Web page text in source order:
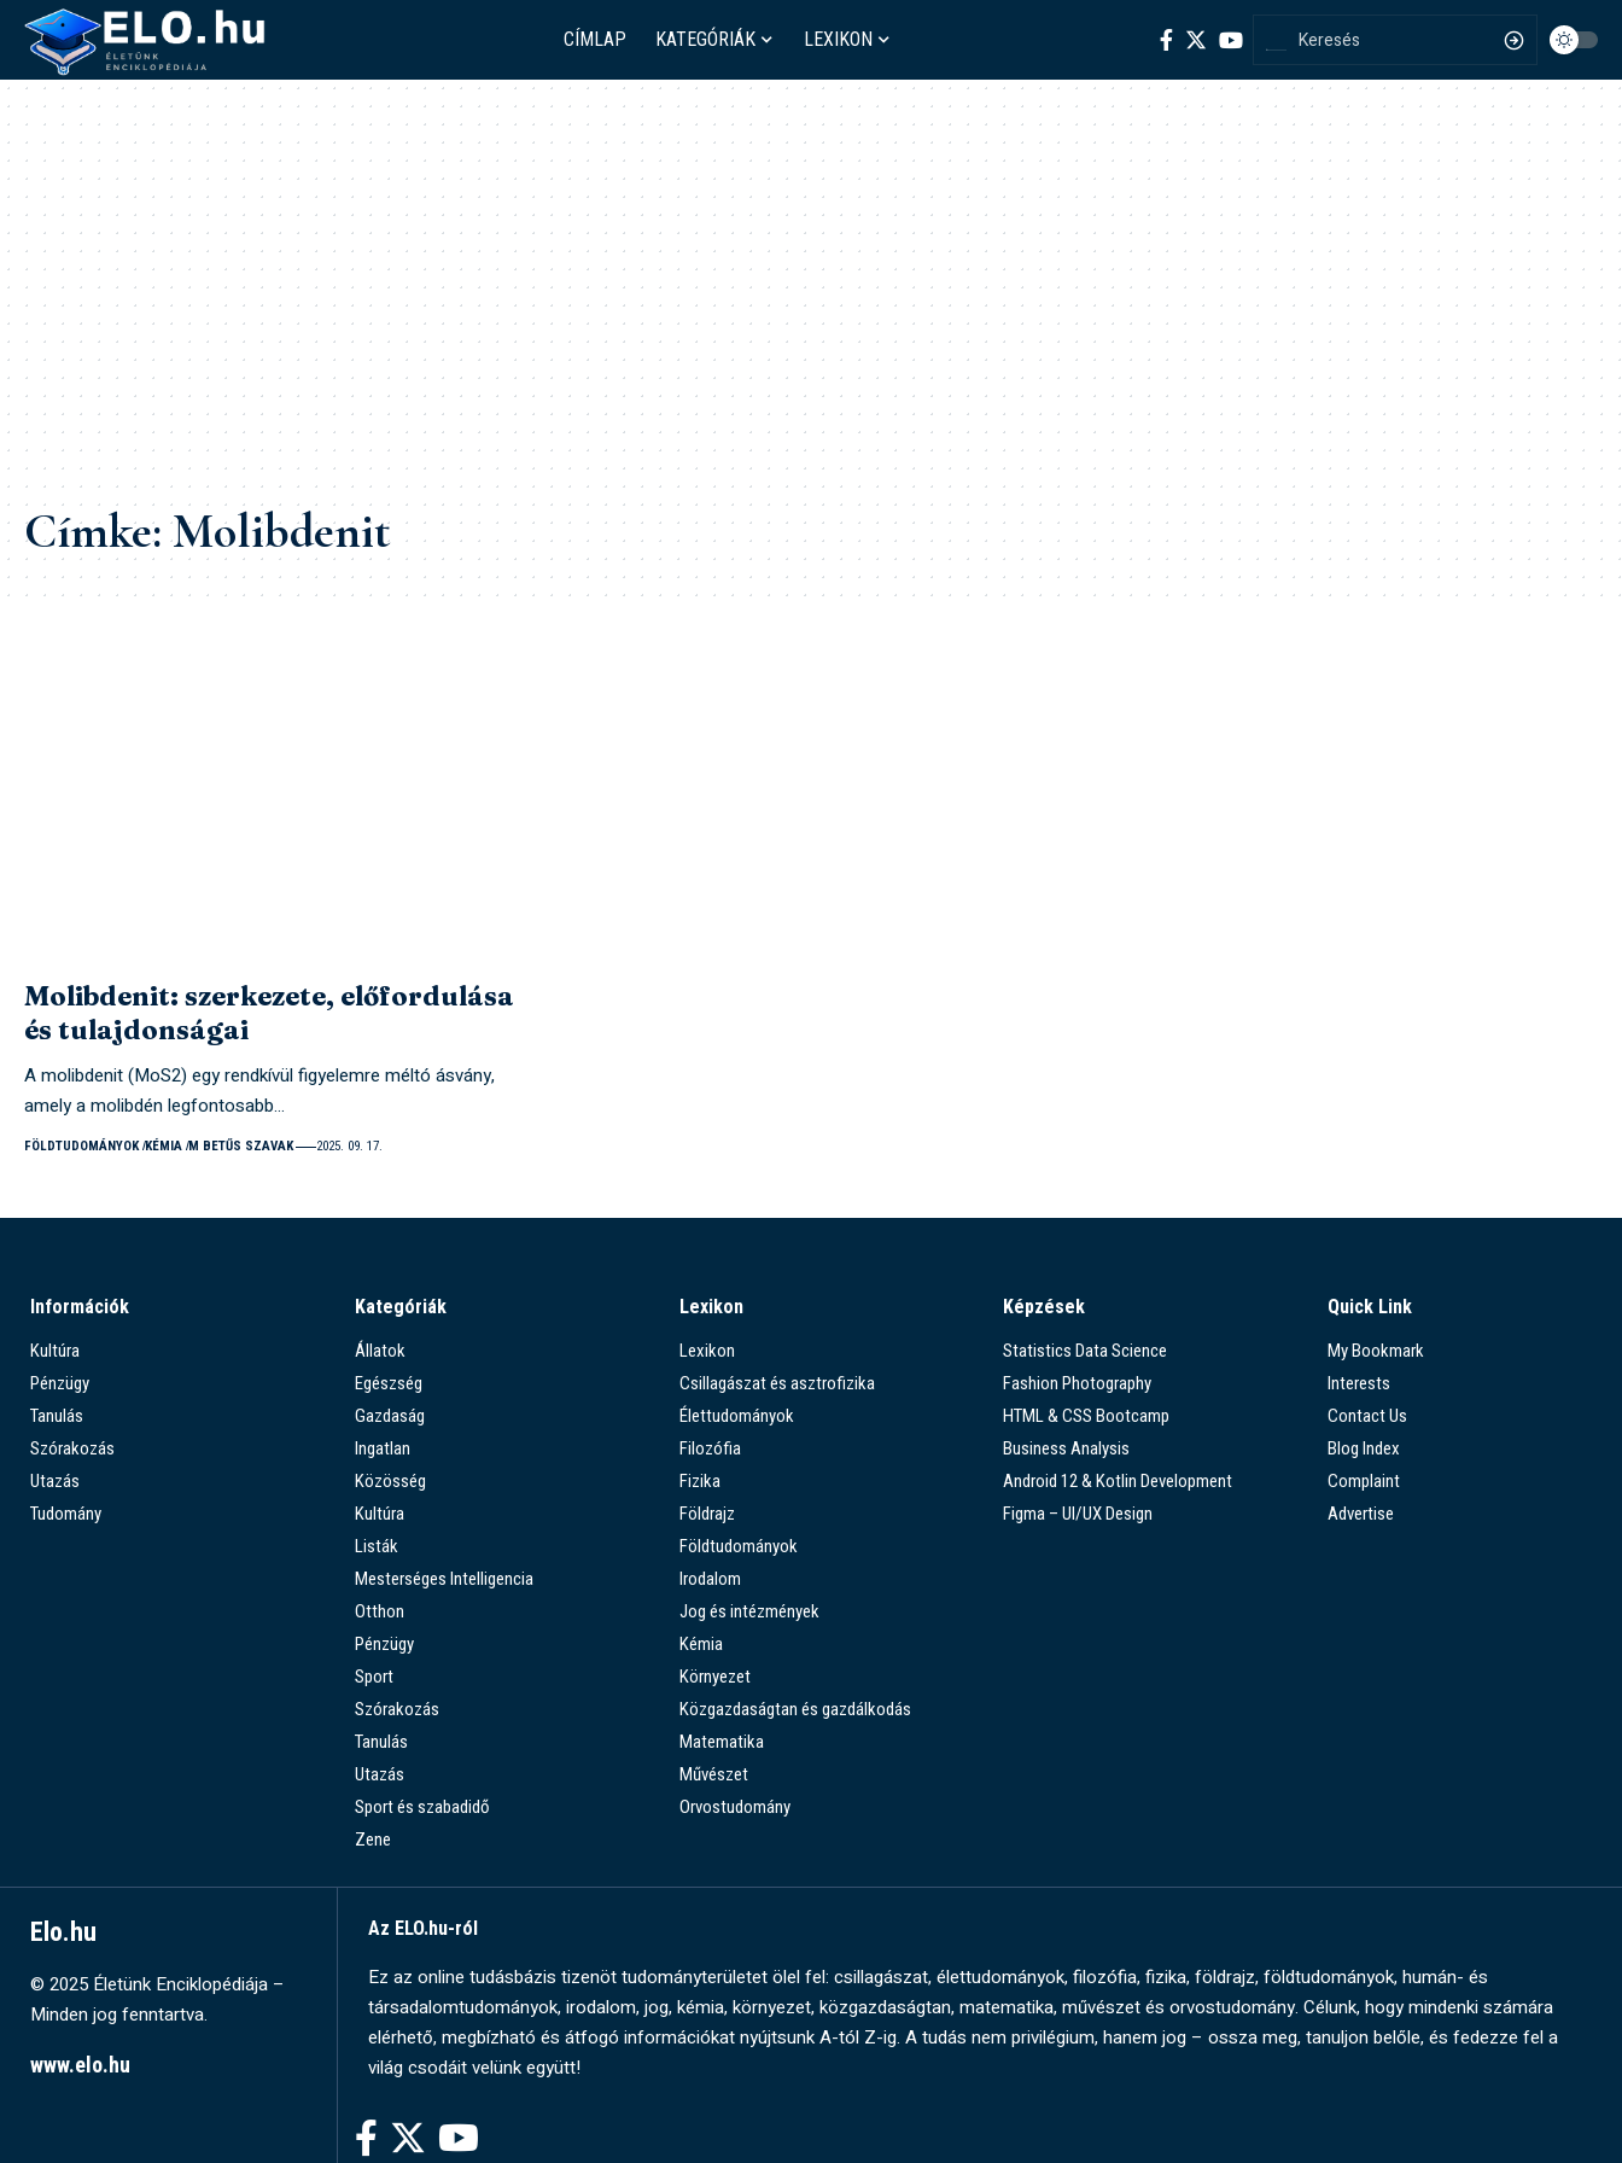
CÍMLAP KATEGÓRIÁK LEXIKON
Címke:Molibdenit
Molibdenit: szerkezete, előfordulása
és tulajdonságai
A molibdenit (MoS2) egy rendkívül figyelemre méltó ásvány,
amely a molibdén legfontosabb…
FÖLDTUDOMÁNYOK KÉMIA M BETŰS SZAVAK 2025. 09. 17.
Információk
Kultúra
Pénzügy
Tanulás
Szórakozás
Utazás
Tudomány
Kategóriák
Állatok
Egészség
Gazdaság
Ingatlan
Közösség
Kultúra
Listák
Mesterséges Intelligencia
Otthon
Pénzügy
Sport
Szórakozás
Tanulás
Utazás
Sport és szabadidő
Zene
Lexikon
Lexikon
Csillagászat és asztrofizika
Élettudományok
Filozófia
Fizika
Földrajz
Földtudományok
Irodalom
Jog és intézmények
Kémia
Környezet
Közgazdaságtan és gazdálkodás
Matematika
Művészet
Orvostudomány
Képzések
Statistics Data Science
Fashion Photography
HTML & CSS Bootcamp
Business Analysis
Android 12 & Kotlin Development
Figma – UI/UX Design
Quick Link
My Bookmark
Interests
Contact Us
Blog Index
Complaint
Advertise
Elo.hu
© 2025 Életünk Enciklopédiája –
Minden jog fenntartva.
www.elo.hu
Az ELO.hu-ról
Ez az online tudásbázis tizenöt tudományterületet ölel fel: csillagászat, élettudományok, filozófia, fizika, földrajz, földtudományok, humán- és
társadalomtudományok, irodalom, jog, kémia, környezet, közgazdaságtan, matematika, művészet és orvostudomány. Célunk, hogy mindenki számára
elérhető, megbízható és átfogó információkat nyújtsunk A-tól Z-ig. A tudás nem privilégium, hanem jog – ossza meg, tanuljon belőle, és fedezze fel a
világ csodáit velünk együtt!